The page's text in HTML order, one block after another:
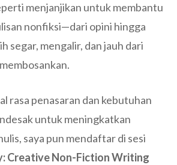
menjanjikan untuk membantu
nonfiksi—dari opini hingga
segar, mengalir, dan jauh dari
rasa penasaran dan kebutuhan
untuk meningkatkan
saya pun mendaftar di sesi
Creative Non-Fiction Writing